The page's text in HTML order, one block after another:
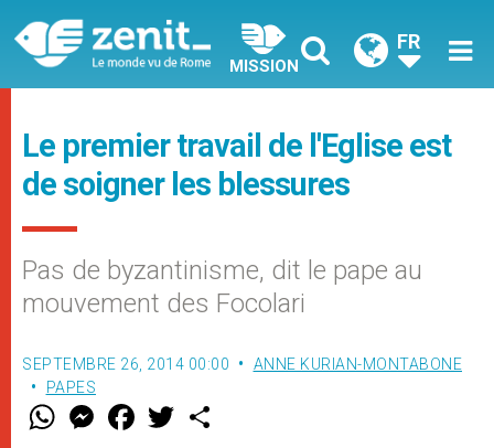
MISSION
FR
Le premier travail de l'Eglise est
de soigner les blessures
Pas de byzantinisme, dit le pape au
mouvement des Focolari
SEPTEMBRE 26, 2014 00:00
ANNE KURIAN-MONTABONE
PAPES
W M
e
F
a w